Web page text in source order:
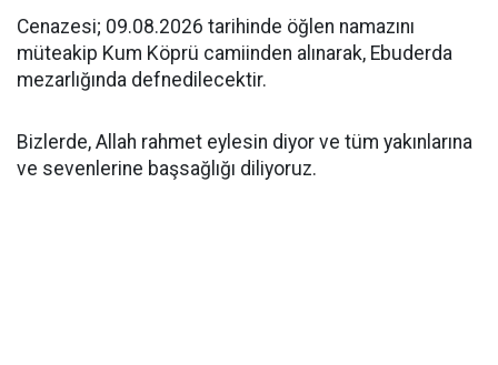
Cenazesi; 09.08.2026 tarihinde öğlen namazını
müteakip Kum Köprü camiinden alınarak, Ebuderda
mezarlığında defnedilecektir.
Bizlerde, Allah rahmet eylesin diyor ve tüm yakınlarına
ve sevenlerine başsağlığı diliyoruz.